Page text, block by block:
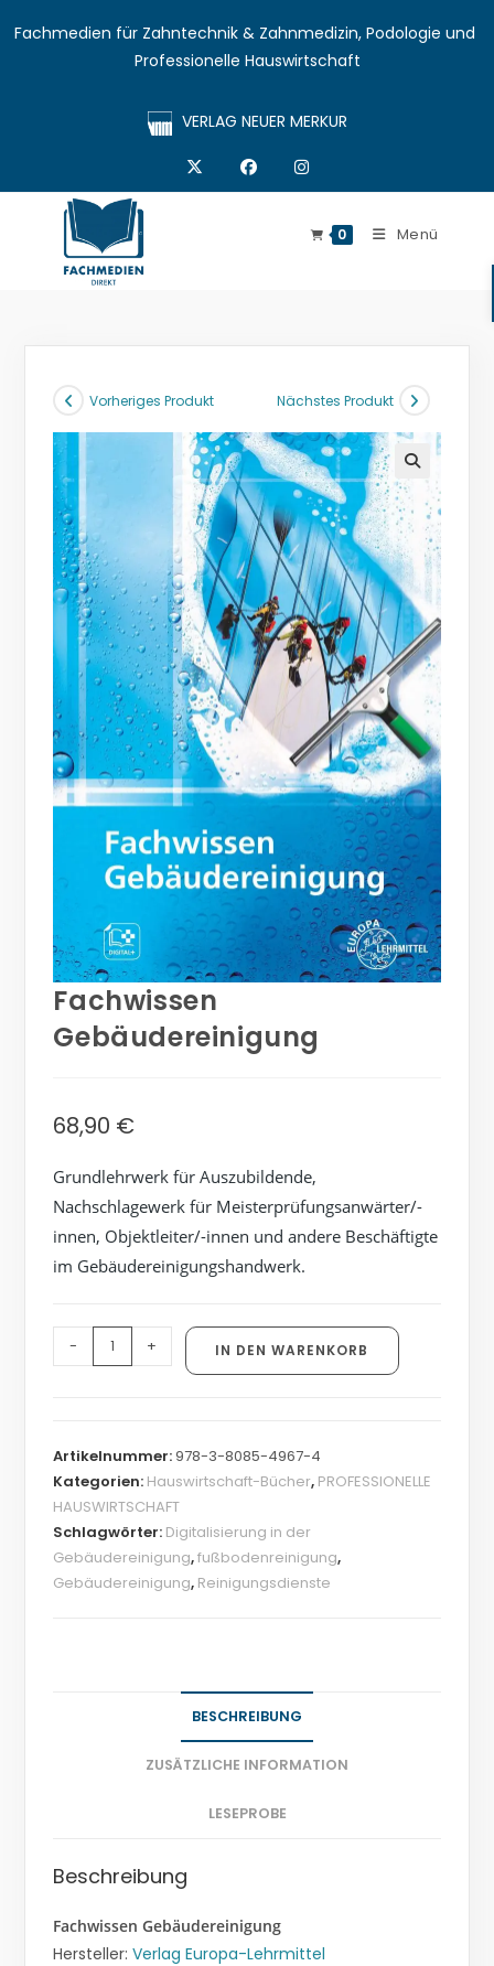
Fachmedien für Zahntechnik & Zahnmedizin, Podologie und
Professionelle Hauswirtschaft
VERLAG NEUER MERKUR
0 Menü
Vorheriges Produkt Nächstes Produkt
🔍
Fachwissen
Gebäudereinigung
68,90 €
Grundlehrwerk für Auszubildende,
Nachschlagewerk für Meisterprüfungsanwärter/-
innen, Objektleiter/-innen und andere Beschäftigte
im Gebäudereinigungshandwerk.
- + IN DEN WARENKORB
Artikelnummer:978-3-8085-4967-4
Kategorien: Hauswirtschaft-Bücher, PROFESSIONELLE
HAUSWIRTSCHAFT
Schlagwörter: Digitalisierung in der
Gebäudereinigung,fußbodenreinigung,
Gebäudereinigung, Reinigungsdienste
BESCHREIBUNG
ZUSÄTZLICHE INFORMATION
LESEPROBE
Beschreibung
Fachwissen Gebäudereinigung
Hersteller:Verlag Europa-Lehrmittel